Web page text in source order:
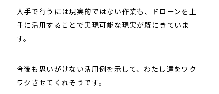
人手で行うには現実的ではない作業も、ドローンを上
手に活用することで実現可能な現実が既にきていま
す。
今後も思いがけない活用例を示して、わたし達をワク
ワクさせてくれそうです。